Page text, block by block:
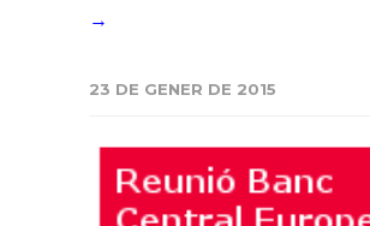
→
23 DE GENER DE 2015